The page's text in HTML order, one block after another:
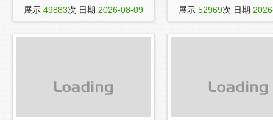
大的萨达
展示 49883次 日期 2026-08-09
7117卡盟（
展示 52969次 日期